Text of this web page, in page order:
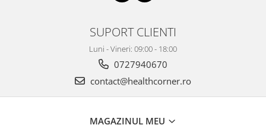
SUPORT CLIENTI
Luni - Vineri: 09:00 - 18:00
0727940670
contact@healthcorner.ro
MAGAZINUL MEU